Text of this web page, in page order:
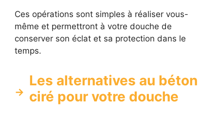
Ces opérations sont simples à réaliser vous-
même et permettront à votre douche de
conserver son éclat et sa protection dans le
temps.
Les alternatives au béton
ciré pour votre douche